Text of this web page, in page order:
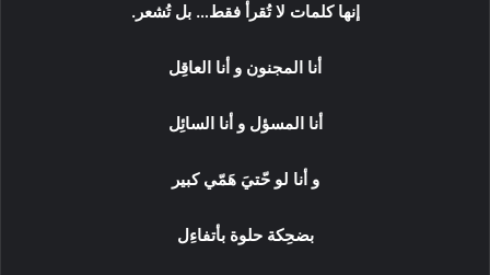
إنها كلمات لا تُقرأ فقط… بل تُشعر.
أنا المجنون و أنا العاقِل
أنا المسؤل و أنا السائِل
و أنا لو حّتيَ هَمّي كبير
بضحِكة حلوة بأتفاءِل